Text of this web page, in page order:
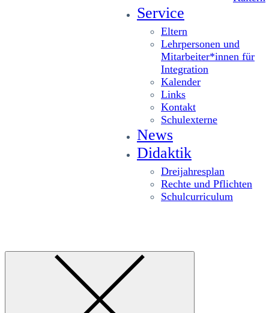
Service
Eltern
Lehrpersonen und
Mitarbeiter*innen für
Integration
Kalender
Links
Kontakt
Schulexterne
News
Didaktik
Dreijahresplan
Rechte und Pflichten
Schulcurriculum